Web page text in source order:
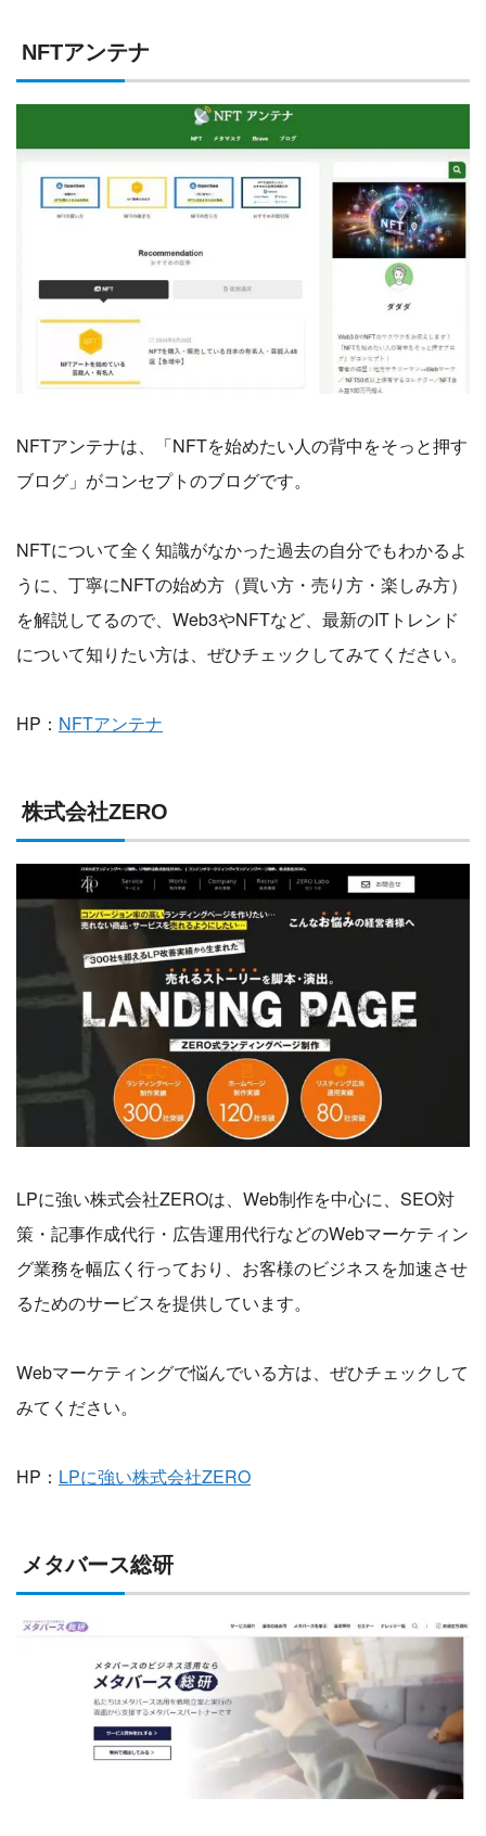
NFTアンテナ
NFTアンテナは、「NFTを始めたい人の背中をそっと押す
ブログ」がコンセプトのブログです。
NFTについて全く知識がなかった過去の自分でもわかるよ
うに、丁寧にNFTの始め方（買い方・売り方・楽しみ方）
を解説してるので、Web3やNFTなど、最新のITトレンド
について知りたい方は、ぜひチェックしてみてください。
HP： NFTアンテナ
株式会社ZERO
LPに強い株式会社ZEROは、Web制作を中心に、SEO対
策・記事作成代行・広告運用代行などのWebマーケティン
グ業務を幅広く行っており、お客様のビジネスを加速させ
るためのサービスを提供しています。
Webマーケティングで悩んでいる方は、ぜひチェックして
みてください。
HP： LPに強い株式会社ZERO
メタバース総研